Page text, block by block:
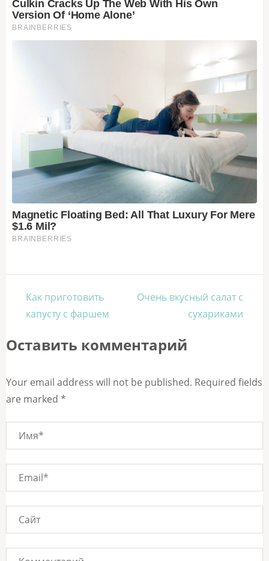
Навигация
по
Как приготовить
капусту с фаршем
Очень вкусный салат с
сухариками
Оставить комментарий
Your email address will not be published. Required fields
are marked *